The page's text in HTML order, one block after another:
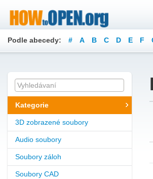
Podle abecedy: # A B C D E F
Kategorie
3D zobrazené soubory
Audio soubory
Soubory záloh
Soubory CAD